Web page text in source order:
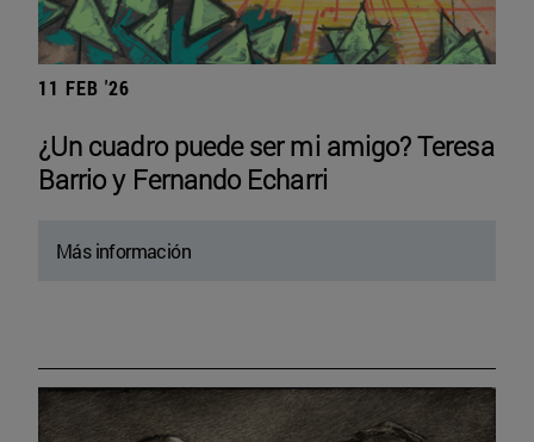
11 FEB '26
¿Un cuadro puede ser mi amigo? Teresa
Barrio y Fernando Echarri
Más información